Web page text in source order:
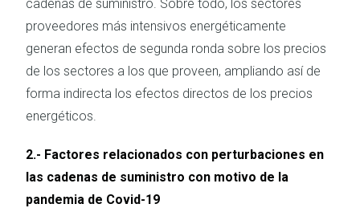
cadenas de suministro. Sobre todo, los sectores
proveedores más intensivos energéticamente
generan efectos de segunda ronda sobre los precios
de los sectores a los que proveen, ampliando así de
forma indirecta los efectos directos de los precios
energéticos.
2.- Factores relacionados con perturbaciones en
las cadenas de suministro con motivo de la
pandemia de Covid-19